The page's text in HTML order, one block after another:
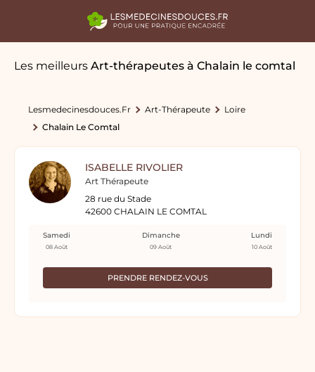
Les meilleurs Art-thérapeutes à Chalain le comtal
Lesmedecinesdouces.fr Art-Thérapeute
Loire
Chalain Le Comtal
ISABELLE RIVOLIER
Art Thérapeute
28 rue du Stade
42600 CHALAIN LE COMTAL
PRENDRE RENDEZ-VOUS
Samedi
08 Août
Dimanche
09 Août
Lundi
10 Août